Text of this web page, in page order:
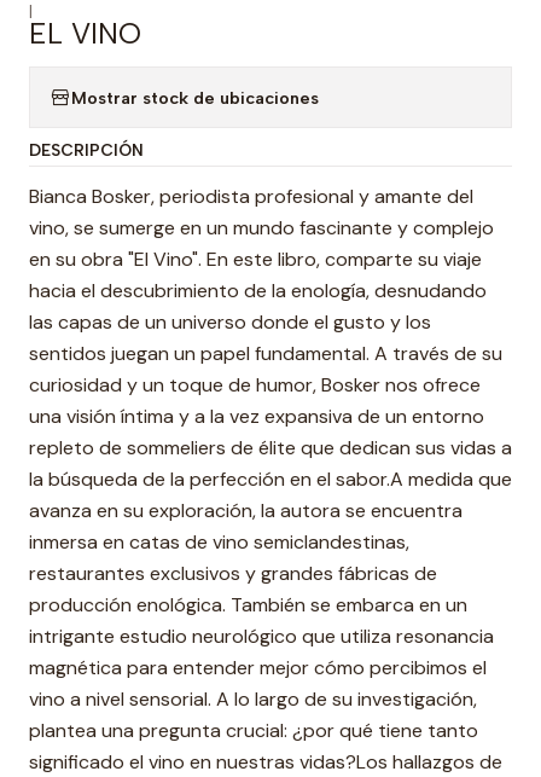
|
EL VINO
Mostrar stock de ubicaciones
DESCRIPCIÓN
Bianca Bosker, periodista profesional y amante del
vino, se sumerge en un mundo fascinante y complejo
en su obra "El Vino". En este libro, comparte su viaje
hacia el descubrimiento de la enología, desnudando
las capas de un universo donde el gusto y los
sentidos juegan un papel fundamental. A través de su
curiosidad y un toque de humor, Bosker nos ofrece
una visión íntima y a la vez expansiva de un entorno
repleto de sommeliers de élite que dedican sus vidas a
la búsqueda de la perfección en el sabor.A medida que
avanza en su exploración, la autora se encuentra
inmersa en catas de vino semiclandestinas,
restaurantes exclusivos y grandes fábricas de
producción enológica. También se embarca en un
intrigante estudio neurológico que utiliza resonancia
magnética para entender mejor cómo percibimos el
vino a nivel sensorial. A lo largo de su investigación,
plantea una pregunta crucial: ¿por qué tiene tanto
significado el vino en nuestras vidas?Los hallazgos de